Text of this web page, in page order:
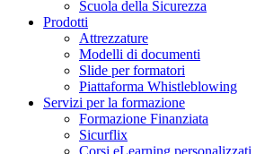
Scuola della Sicurezza
Prodotti
Attrezzature
Modelli di documenti
Slide per formatori
Piattaforma Whistleblowing
Servizi per la formazione
Formazione Finanziata
Sicurflix
Corsi eLearning personalizzati